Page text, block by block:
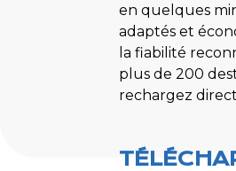
en quelques
adaptés et
la fiabilité
plus de 200
rechargez